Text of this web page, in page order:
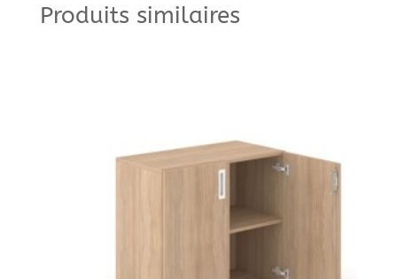
Produits similaires